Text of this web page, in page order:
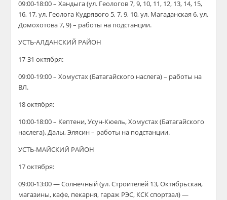
09:00-18:00 – Хандыга(ул. Геологов 7, 9, 10, 11, 12, 13, 14, 15,
16, 17, ул. Геолога Кудрявого 5, 7, 9, 10, ул. Магаданская 6, ул.
Домохотова 7, 9)– работы на подстанции.
УСТЬ-АЛДАНСКИЙ РАЙОН
17-31 октября:
09:00-19:00 – Хомустах (Батагайского наслега) – работы на
ВЛ.
18 октября:
10:00-18:00 – Кептени, Усун-Кюель, Хомустах (Батагайского
наслега), Далы, Элясин – работы на подстанции.
УСТЬ-МАЙСКИЙ РАЙОН
17 октября:
09:00-13:00 — Солнечный (ул. Строителей 13, Октябрьская,
магазины, кафе, пекарня, гараж РЭС, КСК спортзал) —